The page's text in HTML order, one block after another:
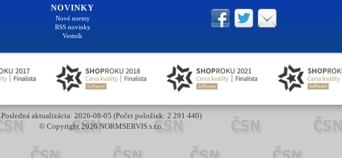
NOVINKY
Nové normy
RSS novinky
Vestník
Posledná aktualizácia: 2026-08-05 (Počet položiek: 2 291 440)
© Copyright 2026 NORMSERVIS s.r.o.